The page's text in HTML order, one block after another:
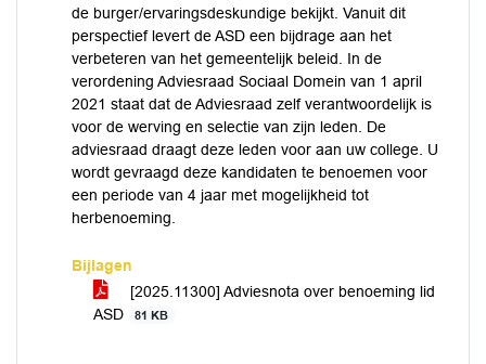
de burger/ervaringsdeskundige bekijkt. Vanuit dit
perspectief levert de ASD een bijdrage aan het
verbeteren van het gemeentelijk beleid. In de
verordening Adviesraad Sociaal Domein van 1 april
2021 staat dat de Adviesraad zelf verantwoordelijk is
voor de werving en selectie van zijn leden. De
adviesraad draagt deze leden voor aan uw college. U
wordt gevraagd deze kandidaten te benoemen voor
een periode van 4 jaar met mogelijkheid tot
herbenoeming.
Bijlagen
[2025.11300] Adviesnota over benoeming lid
ASD
81 KB